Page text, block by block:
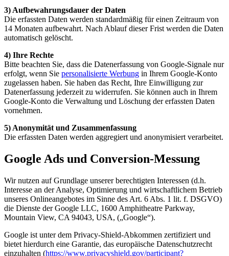
3) Aufbewahrungsdauer der Daten
Die erfassten Daten werden standardmäßig für einen Zeitraum von
14 Monaten aufbewahrt. Nach Ablauf dieser Frist werden die Daten
automatisch gelöscht.
4) Ihre Rechte
Bitte beachten Sie, dass die Datenerfassung von Google-Signale nur
erfolgt, wenn Sie personalisierte Werbung in Ihrem Google-Konto
zugelassen haben. Sie haben das Recht, Ihre Einwilligung zur
Datenerfassung jederzeit zu widerrufen. Sie können auch in Ihrem
Google-Konto die Verwaltung und Löschung der erfassten Daten
vornehmen.
5) Anonymität und Zusammenfassung
Die erfassten Daten werden aggregiert und anonymisiert verarbeitet.
Google Ads und Conversion-Messung
Wir nutzen auf Grundlage unserer berechtigten Interessen (d.h.
Interesse an der Analyse, Optimierung und wirtschaftlichem Betrieb
unseres Onlineangebotes im Sinne des Art. 6 Abs. 1 lit. f. DSGVO)
die Dienste der Google LLC, 1600 Amphitheatre Parkway,
Mountain View, CA 94043, USA, („Google“).
Google ist unter dem Privacy-Shield-Abkommen zertifiziert und
bietet hierdurch eine Garantie, das europäische Datenschutzrecht
einzuhalten (https://www.privacyshield.gov/participant?